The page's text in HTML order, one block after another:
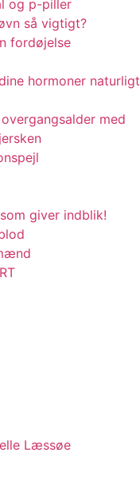
og p-piller
så vigtigt?
fordøjelse
hormoner naturligt
med
giver indblik!
Læssøe